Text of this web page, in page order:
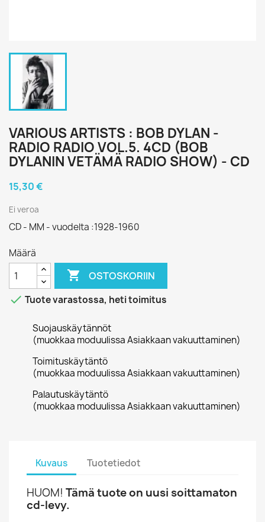
VARIOUS ARTISTS : BOB DYLAN -
RADIO RADIO VOL.5. 4CD (BOB
DYLANIN VETÄMÄ RADIO SHOW) - CD
15,30 €
Ei veroa
CD - MM - vuodelta :1928-1960
Määrä
 OSTOSKORIIN
 Tuote varastossa, heti toimitus
Suojauskäytännöt
(muokkaa moduulissa Asiakkaan vakuuttaminen)
Toimituskäytäntö
(muokkaa moduulissa Asiakkaan vakuuttaminen)
Palautuskäytäntö
(muokkaa moduulissa Asiakkaan vakuuttaminen)
Kuvaus Tuotetiedot
HUOM! Tämä tuote on uusi soittamaton
cd-levy.